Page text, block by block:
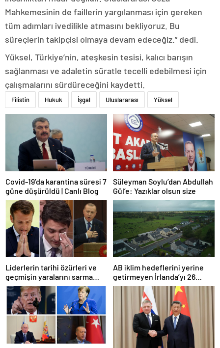
Mahkemesinin de faillerin yargılanması için gereken
tüm adımları ivedilikle atmasını bekliyoruz. Bu
süreçlerin takipçisi olmaya devam edeceğiz.” dedi.
Yüksel, Türkiye’nin, ateşkesin tesisi, kalıcı barışın
sağlanması ve adaletin süratle tecelli edebilmesi için
çalışmalarını sürdüreceğini kaydetti.
Filistin Hukuk İşgal Uluslararası Yüksel
Covid-19’da karantina süresi 7
güne düşürüldü | Canlı Blog
Süleyman Soylu’dan Abdullah
Gül’e: Yazıklar olsun size
Liderlerin tarihi özürleri ve
geçmişin yaralarını sarma
çabaları
AB iklim hedeflerini yerine
getirmeyen İrlanda’yı 26
milyar euroluk ceza bekliyor